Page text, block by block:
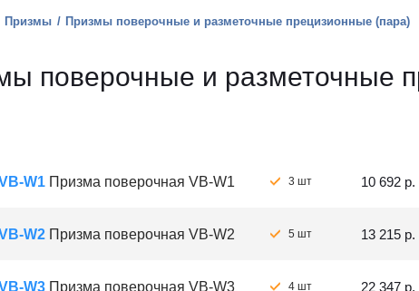
Призмы Призмы поверочные и разметочные прецизионные (пара)
поверочные и разметочные
W1 Призма поверочная VB-W1 3 шт 10 692 р.
W2 Призма поверочная VB-W2 5 шт 13 215 р.
W3 Призма поверочная VB-W3 4 шт 22 347 р.